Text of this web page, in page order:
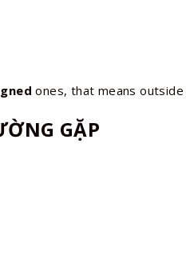
ones, that means
GẶP